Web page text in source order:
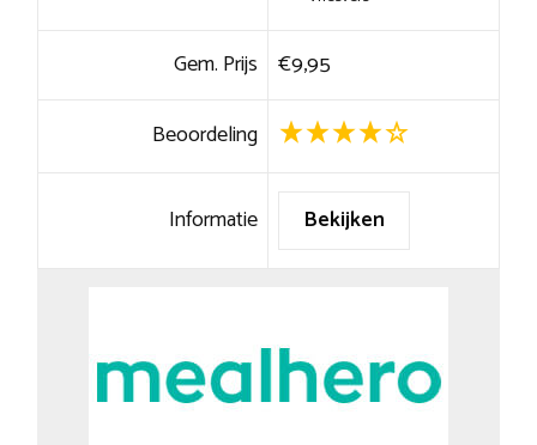
Gem. Prijs €9,95
Beoordeling
Informatie Bekijken